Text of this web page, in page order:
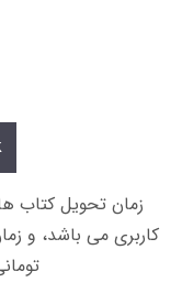
تومانی حداکثر